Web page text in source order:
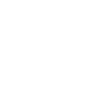
par, toaleta)
la mare
vedere la mare